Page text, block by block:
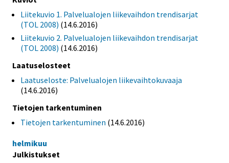
Liitekuvio 1. Palvelualojen liikevaihdon trendisarjat
(TOL 2008) (14.6.2016)
Liitekuvio 2. Palvelualojen liikevaihdon trendisarjat
(TOL 2008) (14.6.2016)
Laatuselosteet
Laatuseloste: Palvelualojen liikevaihtokuvaaja
(14.6.2016)
Tietojen tarkentuminen
Tietojen tarkentuminen (14.6.2016)
helmikuu
Julkistukset